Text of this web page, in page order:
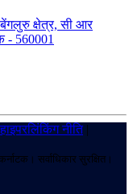
क्षेत्र, सी आर
- 560001
हाइपरलिंकिंग नीति|
सर्वाधिकार सुरक्षित।